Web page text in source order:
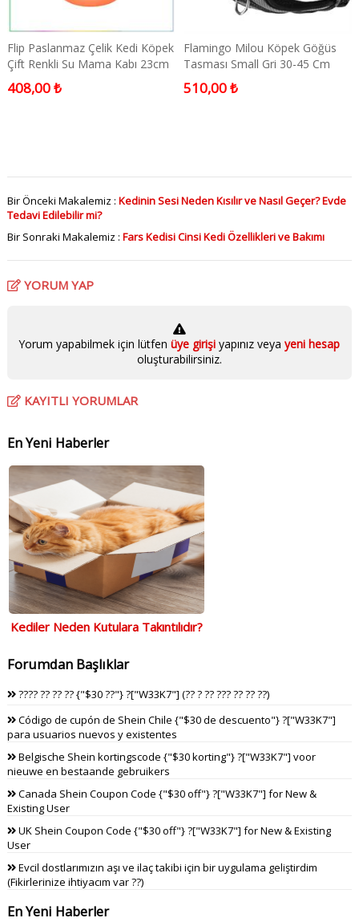
Flip Paslanmaz Çelik Kedi Köpek
Çift Renkli Su Mama Kabı 23cm
408,00 ₺
Flamingo Milou Köpek Göğüs
Tasması Small Gri 30-45 Cm
510,00 ₺
Bir Önceki Makalemiz : Kedinin Sesi Neden Kısılır ve Nasıl Geçer? Evde
Tedavi Edilebilir mi?
Bir Sonraki Makalemiz : Fars Kedisi Cinsi Kedi Özellikleri ve Bakımı
YORUM YAP
Yorum yapabilmek için lütfenüye girişiyapınız veya yeni hesap
oluşturabilirsiniz.
KAYITLI YORUMLAR
En Yeni Haberler
Kediler Neden Kutulara Takıntılıdır?
Forumdan Başlıklar
???? ?? ?? ?? {"$30 ??"} ?["W33K7"] (?? ? ?? ??? ?? ?? ??)
Código de cupón de Shein Chile {"$30 de descuento"} ?["W33K7"]
para usuarios nuevos y existentes
Belgische Shein kortingscode {"$30 korting"} ?["W33K7"] voor
nieuwe en bestaande gebruikers
Canada Shein Coupon Code {"$30 off"} ?["W33K7"] for New &
Existing User
UK Shein Coupon Code {"$30 off"} ?["W33K7"] for New & Existing
User
Evcil dostlarımızın aşı ve ilaç takibi için bir uygulama geliştirdim
(Fikirlerinize ihtiyacım var ??)
En Yeni Haberler